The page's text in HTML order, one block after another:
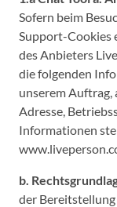
Sofern beim
Support-Cookies
des Anbieters
die folgenden
unserem
Adresse,
Informationen
b.
der Bereitstellung